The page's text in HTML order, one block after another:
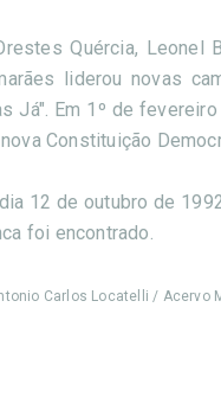
Quércia, Leonel
liderou novas
Já". Em 1º de
Constituição
12 de outubro de
foi encontrado.
Carlos Locatelli / Acervo